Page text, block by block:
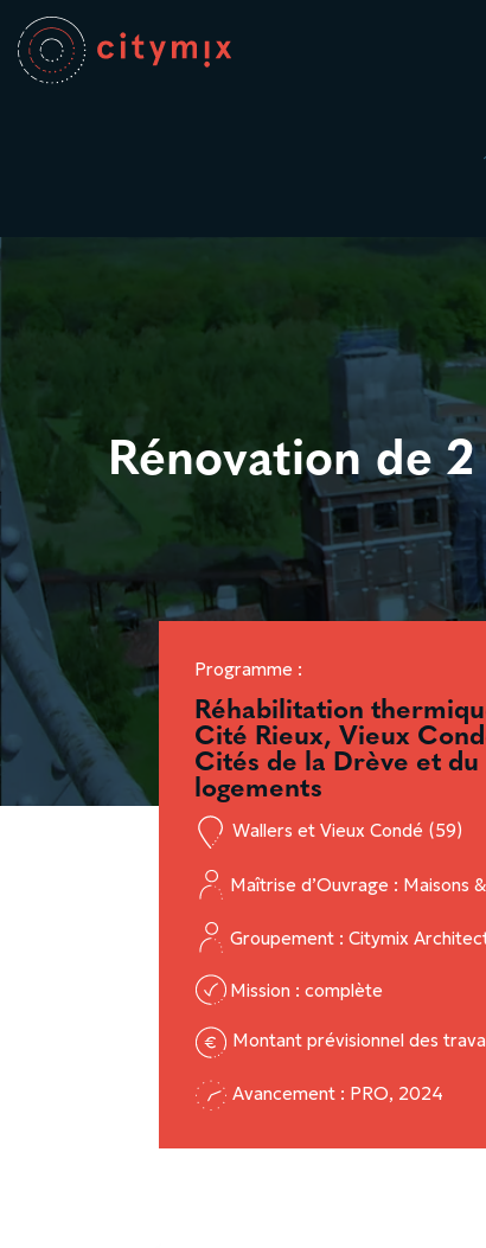
Rénovation de
Programme :
Réhabilitation
Cité Rieux, Vieux
Cités de la Drève et
logements
Wallers et Vieux Condé (59)
Maîtrise d’Ouvrage : Maisons
Groupement : Citymix
Mission : complète
Montant prévisionnel des
Avancement : PRO, 2024